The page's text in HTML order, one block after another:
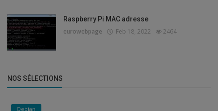
Raspberry Pi MAC adresse
eurowebpage Feb 18, 2022 2464
NOS SÉLECTIONS
Debian